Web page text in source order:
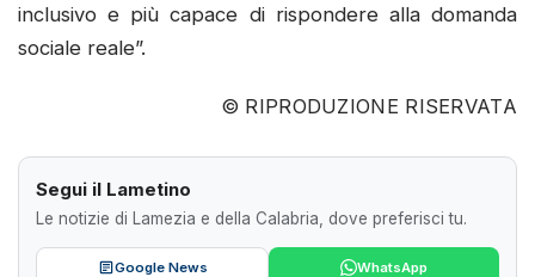
inclusivo e più capace di rispondere alla domanda
sociale reale”.
© RIPRODUZIONE RISERVATA
Segui il Lametino
Le notizie di Lamezia e della Calabria, dove preferisci tu.
Google News WhatsApp